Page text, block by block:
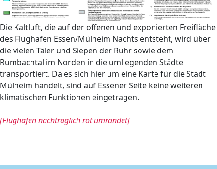
Die Kaltluft, die auf der offenen und exponierten Freifläche
des Flughafen Essen/Mülheim Nachts entsteht, wird über
die vielen Täler und Siepen der Ruhr sowie dem
Rumbachtal im Norden in die umliegenden Städte
transportiert. Da es sich hier um eine Karte für die Stadt
Mülheim handelt, sind auf Essener Seite keine weiteren
klimatischen Funktionen eingetragen.
[Flughafen nachträglich rot umrandet]